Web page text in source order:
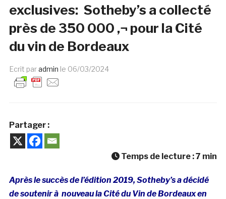
exclusives: Sotheby’s a collecté
près de 350 000 ‚¬ pour la Cité
du vin de Bordeaux
Ecrit paradmin le 06/03/2024
Partager :
Temps de lecture :7 min
Après le succès de l’édition 2019, Sotheby’s a décidé
de soutenir à nouveau la Cité du Vin de Bordeaux en